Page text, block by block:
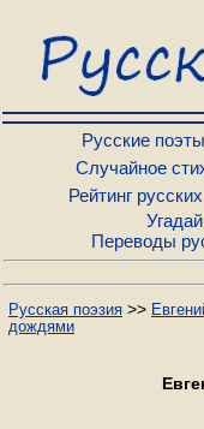
Русские
Биографии
Стихи по
Случайное
Рейтинг
Русские поэты
Случайное
Рейтинг
Переводы
Русская поэзия >>
дождями